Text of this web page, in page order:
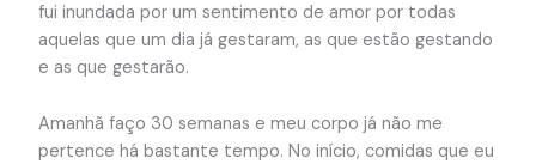
fui inundada por um sentimento de amor por todas
aquelas que um dia já gestaram, as que estão gestando
e as que gestarão.
Amanhã faço 30 semanas e meu corpo já não me
pertence há bastante tempo. No início, comidas que eu